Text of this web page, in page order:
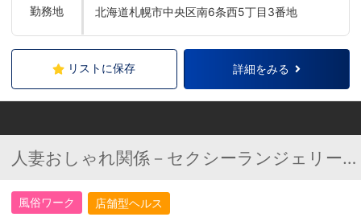
勤務地 北海道札幌市中央区南6条西5丁目3番地
リストに保存 詳細をみる
人妻おしゃれ関係－セクシーランジェリーヘ
風俗ワーク 店舗型ヘルス